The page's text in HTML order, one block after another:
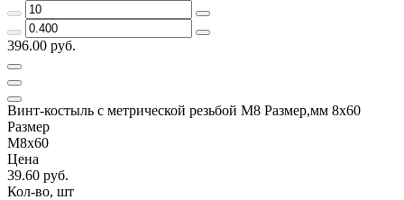
396.00 руб.
Винт-костыль с метрической резьбой М8 Размер,мм 8х60
Размер
М8х60
Цена
39.60 руб.
Кол-во, шт